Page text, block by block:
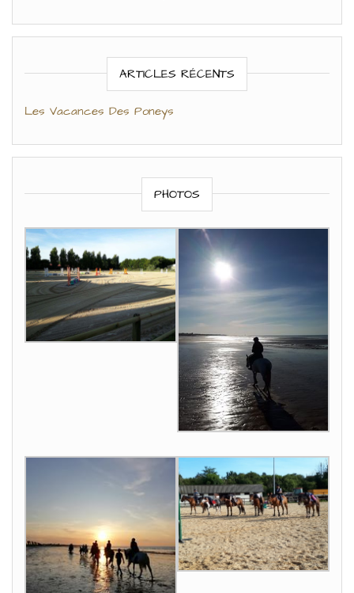
ARTICLES RÉCENTS
Les Vacances Des Poneys
PHOTOS